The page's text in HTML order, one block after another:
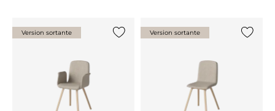
Version sortante Version sortante